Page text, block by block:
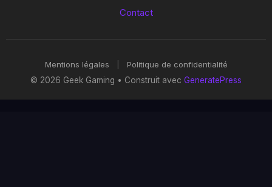
Contact
Mentions légales
Politique de confidentialité
© 2026 Geek Gaming • Construit avec GeneratePress